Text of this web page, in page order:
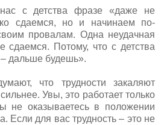
с детства фразе «даже не
сдаемся, но и начинаем по-
провалам. Одна неудачная
Потому, что с детства
дальше будешь».
что трудности закаляют
Увы, это работает только
не оказываетесь в положении
Если для вас трудность – это не